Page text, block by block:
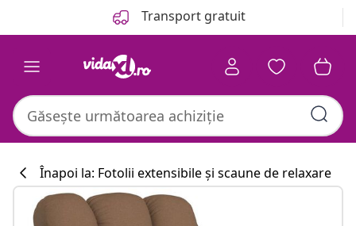
Transport gratuit
Înapoi la: Fotolii extensibile și scaune de relaxare